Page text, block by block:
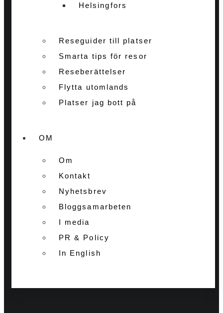
Helsingfors
Reseguider till platser
Smarta tips för resor
Reseberättelser
Flytta utomlands
Platser jag bott på
OM
Om
Kontakt
Nyhetsbrev
Bloggsamarbeten
I media
PR & Policy
In English